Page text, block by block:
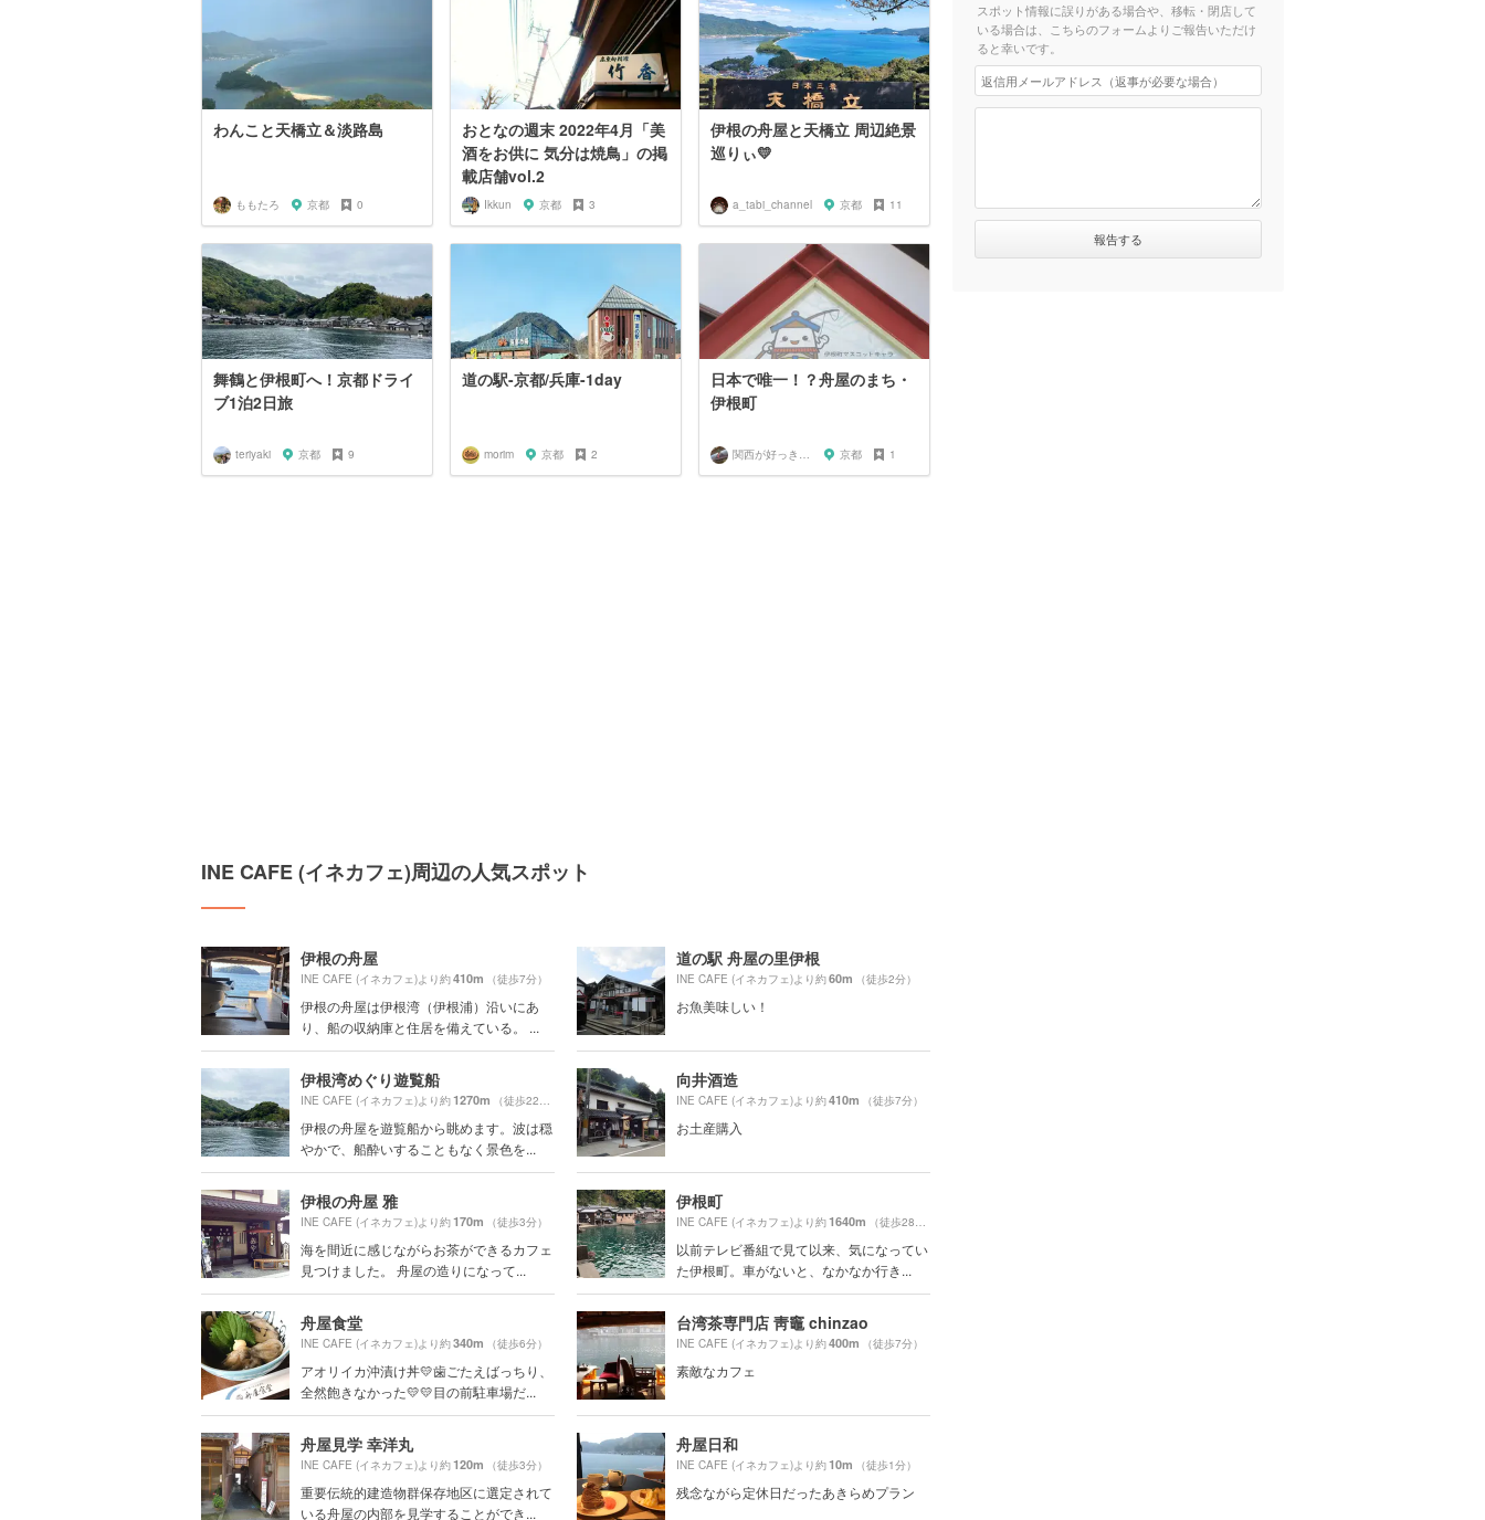
わんこと天橋立＆淡路島
ももたろ 京都 0
おとなの週末 2022年4月「美
酒をお供に 気分は焼鳥」の掲
載店舗vol.2
Ikkun 京都 3
伊根の舟屋と天橋立 周辺絶景
巡りぃ💛
a_tabi_channel 京都 11
舞鶴と伊根町へ！京都ドライ
ブ1泊2日旅
teriyaki 京都 9
道の駅-京都/兵庫-1day
morim 京都 2
日本で唯一！？舟屋のまち・
伊根町
関西が好っきゃねん 京都 1
INE CAFE (イネカフェ)周辺の人気スポット
伊根の舟屋
INE CAFE (イネカフェ)より約410m （徒歩7分）
伊根の舟屋は伊根湾（伊根浦）沿いにあ
り、船の収納庫と住居を備えている。 ...
道の駅 舟屋の里伊根
INE CAFE (イネカフェ)より約60m （徒歩2分）
お魚美味しい！
伊根湾めぐり遊覧船
INE CAFE (イネカフェ)より約1270m （徒歩22分）
伊根の舟屋を遊覧船から眺めます。波は穏
やかで、船酔いすることもなく景色を...
向井酒造
INE CAFE (イネカフェ)より約410m （徒歩7分）
お土産購入
伊根の舟屋 雅
INE CAFE (イネカフェ)より約170m （徒歩3分）
海を間近に感じながらお茶ができるカフェ
見つけました。 舟屋の造りになって...
伊根町
INE CAFE (イネカフェ)より約1640m （徒歩28分）
以前テレビ番組で見て以来、気になってい
た伊根町。車がないと、なかなか行き...
舟屋食堂
INE CAFE (イネカフェ)より約340m （徒歩6分）
アオリイカ沖漬け丼💛歯ごたえばっちり、
全然飽きなかった💛💛目の前駐車場だ...
台湾茶専門店 靑竈 chinzao
INE CAFE (イネカフェ)より約400m （徒歩7分）
素敵なカフェ
舟屋見学 幸洋丸
INE CAFE (イネカフェ)より約120m （徒歩3分）
重要伝統的建造物群保存地区に選定されて
いる舟屋の内部を見学することができ...
舟屋日和
INE CAFE (イネカフェ)より約10m （徒歩1分）
残念ながら定休日だったあきらめプラン
スポット情報に誤りがある場合や、移転・閉店して
いる場合は、こちらのフォームよりご報告いただけ
ると幸いです。